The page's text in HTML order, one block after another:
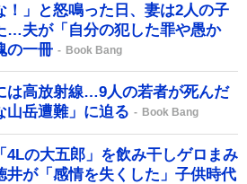
！」と怒鳴った日、妻は2人の子
…夫が「自分の犯した罪や愚か
の一冊
Book Bang
は高放射線…9人の若者が死んだ
山岳遭難」に迫る
Book Bang
4Lの大五郎」を飲み干しゲロまみ
が「感情を失くした」子供時代